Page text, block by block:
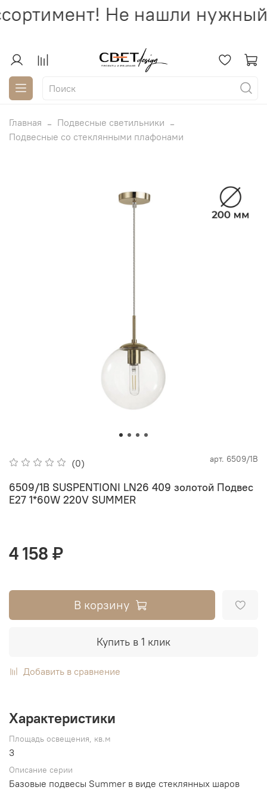
Не нашли нужный
Главная
Подвесные светильники
Подвесные со стеклянными плафонами
(0) арт. 6509/1B
6509/1B SUSPENTIONI LN26 409 золотой Подвес
E27 1*60W 220V SUMMER
4 158 ₽
В корзину
Купить в 1 клик
Добавить в сравнение
Характеристики
Площадь освещения, кв.м
3
Описание серии
Базовые подвесы Summer в виде стеклянных шаров